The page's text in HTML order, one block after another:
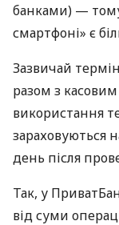
банками) —
смартфоні» є
Зазвичай
разом з
використання
зараховуються
день після
Так, у
від суми